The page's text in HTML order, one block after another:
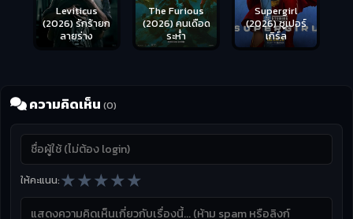
Leviticus
(2026) รักร้ายก
ลายร่าง
The Furious
(2026) คนเดือด
ระห่ำ
Supergirl
(2026) ซูเปอร์
เกิร์ล
ความคิดเห็น (0)
ให้คะแนน:★★★★★